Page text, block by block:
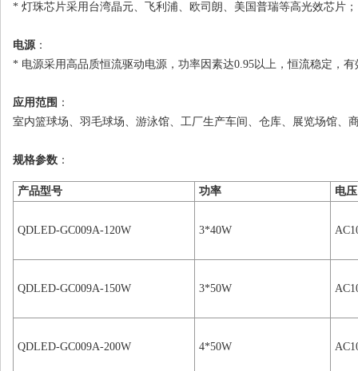
* 灯珠芯片采用台湾晶元、飞利浦、欧司朗、美国普瑞等高光效芯片；
电源：
* 电源采用高品质恒流驱动电源，功率因素达0.95以上，恒流稳定，
应用范围 ：
室内篮球场、羽毛球场、游泳馆、工厂生产车间、仓库、展览场馆、
规格参数 ：
产品型号 功率 电压
QDLED-GC009A-120W 3*40W
QDLED-GC009A-150W 3*50W
QDLED-GC009A-200W 4*50W